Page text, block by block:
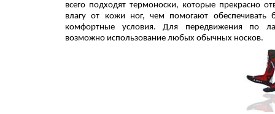
всего подходят термоноски, которые прекрасно
влагу от кожи ног, чем помогают обеспечивать
комфортные условия. Для передвижения по
возможно использование любых обычных носков.